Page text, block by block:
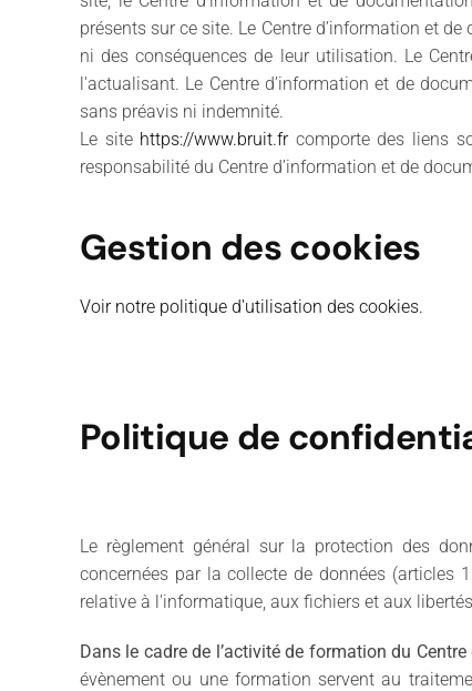
présents sur ce site. Le Centre d’information et
ni des conséquences de leur utilisation. Le
l'actualisant. Le Centre d’information et de
sans préavis ni indemnité.
Le site https://www.bruit.frcomporte des liens
responsabilité du Centre d’information et de
Gestion des cookies
Voir notre politique d'utilisation des cookies.
Politique de
Le règlement général sur la protection des
concernées par la collecte de données (articles
relative à l'informatique, aux fichiers et aux
Dans le cadre de l’activité de formation du
évènement ou une formation servent au